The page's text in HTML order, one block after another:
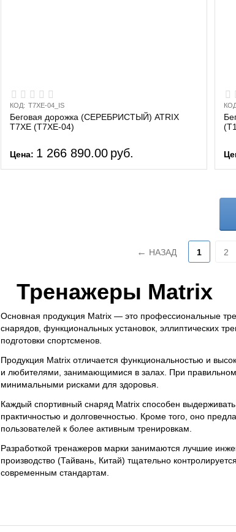
Тренажеры Matrix
Основная продукция Matrix — это профессиональные
снарядов, функциональных установок, эллиптических
подготовки спортсменов.
Продукция Matrix отличается функциональностью и
и любителями, занимающимися в залах. При правильном
минимальными рисками для здоровья.
Каждый спортивный снаряд Matrix способен
практичностью и долговечностью. Кроме того, оно
пользователей к более активным тренировкам.
Разработкой тренажеров марки занимаются лучшие
производство (Тайвань, Китай) тщательно
современным стандартам.
КОД: T7XE-04_IS
Беговая дорожка (СЕРЕБРИСТЫЙ) ATRIX
T7XE (T7XE-04)
Цена: 1 266 890.00 руб.
НАЗАД 1 2